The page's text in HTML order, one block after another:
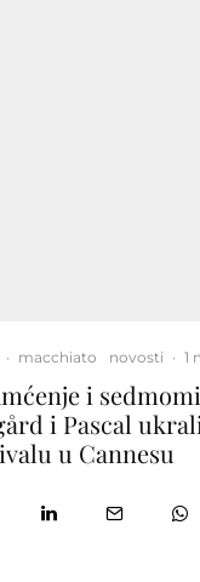
· macchiato novosti · 1
i
i Pascal
u Cannesu